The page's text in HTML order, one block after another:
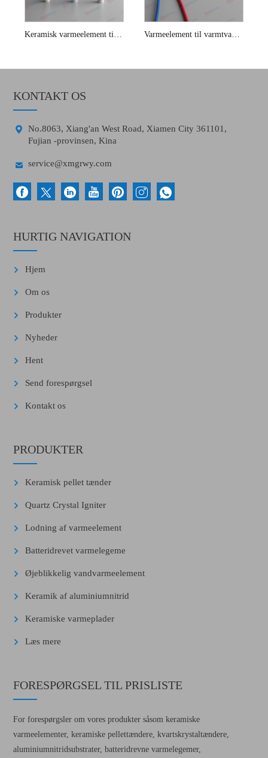
Keramisk varmeelement til toiletsædebideter Varmeelement til varmtvandsbeholder
KONTAKT OS

No.8063, Xiang'an West Road, Xiamen City 361101,
Fujian -provinsen, Kina
 service@xmgrwy.com
HURTIG NAVIGATION
Hjem
Om os
Produkter
Nyheder
Hent
Send forespørgsel
Kontakt os
PRODUKTER
Keramisk pellet tænder
Quartz Crystal Igniter
Lodning af varmeelement
Batteridrevet varmelegeme
Øjeblikkelig vandvarmeelement
Keramik af aluminiumnitrid
Keramiske varmeplader
Læs mere
FORESPØRGSEL TIL PRISLISTE
For forespørgsler om vores produkter såsom keramiske
varmeelementer, keramiske pellettændere, kvartskrystaltændere,
aluminiumnitridsubstrater, batteridrevne varmelegemer,